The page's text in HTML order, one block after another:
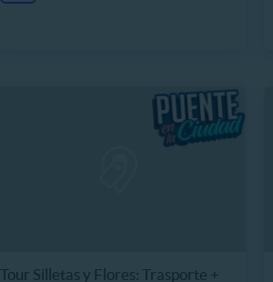
Tour Silletas y Flores: Trasporte +